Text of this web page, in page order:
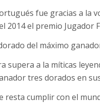
fue gracias a la
2014 el premio Jugador
del máximo
supera a la míticas
tres dorados en
resta cumplir con el